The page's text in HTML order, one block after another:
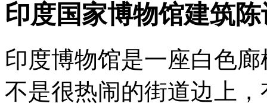
印度国家博物馆建筑陈
印度博物馆是一座白色
不是很热闹的街道边上